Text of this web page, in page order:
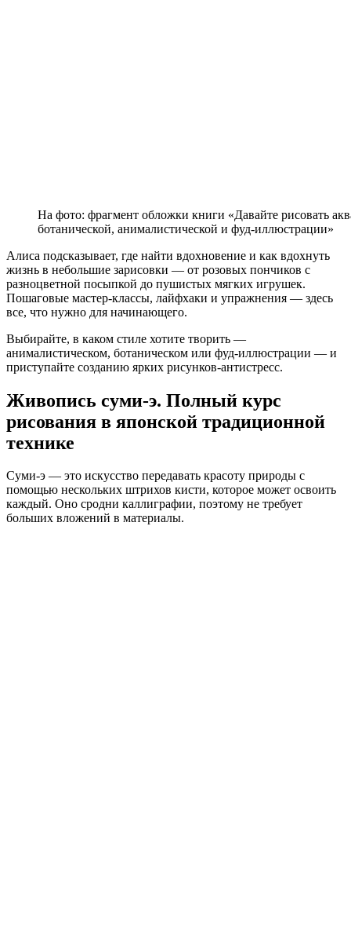
На фото: фрагмент обложки книги «Давайте рисовать
ботанической, анималистической и фуд-иллюстрации»
Алиса подсказывает, где найти вдохновение и как вдохнуть
жизнь в небольшие зарисовки — от розовых пончиков с
разноцветной посыпкой до пушистых мягких игрушек.
Пошаговые мастер-классы, лайфхаки и упражнения — здесь
все, что нужно для начинающего.
Выбирайте, в каком стиле хотите творить —
анималистическом, ботаническом или фуд-иллюстрации — и
приступайте созданию ярких рисунков-антистресс.
Живопись суми-э. Полный курс
рисования в японской традиционной
технике
Суми-э — это искусство передавать красоту природы с
помощью нескольких штрихов кисти, которое может освоить
каждый. Оно сродни каллиграфии, поэтому не требует
больших вложений в материалы.